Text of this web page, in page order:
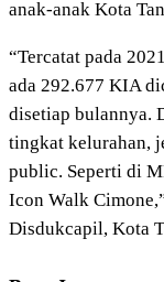
anak-anak Kota
“Tercatat pada
ada 292.677 KIA
disetiap bulannya.
tingkat kelurahan,
public. Seperti di
Icon Walk
Disdukcapil, Kota